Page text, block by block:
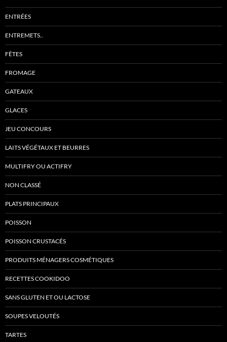
ENTRÉES
ENTREMETS..
FÊTES
FROMAGE
GATEAUX
GLACES
JEU CONCOURS
LAITS VÉGÉTAUX ET BEURRES
MULTIFRY OU ACTIFRY
NON CLASSÉ
PLATS PRINCIPAUX
POISSON
POISSON CRUSTACÉS
PRODUITS MÉNAGERS COSMÉTIQUES
RECETTES COOKIDOO
SANS GLUTEN ET OU LACTOSE
SOUPES VELOUTÉS
TARTES